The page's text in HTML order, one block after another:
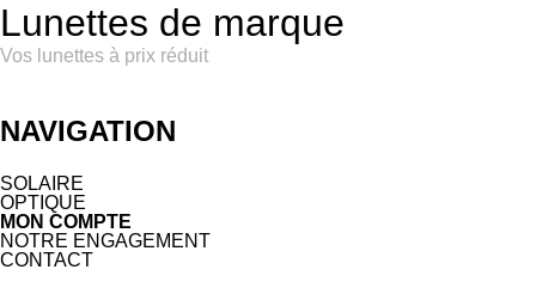
Lunettes de marque
Vos lunettes à prix réduit
NAVIGATION
SOLAIRE
OPTIQUE
MON COMPTE
NOTRE ENGAGEMENT
CONTACT